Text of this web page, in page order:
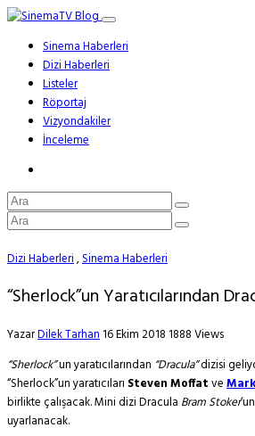
Sinema Haberleri
Dizi Haberleri
Listeler
Röportaj
Vizyondakiler
İnceleme
Dizi Haberleri,Sinema Haberleri
“Sherlock”un Yaratıcılarından
YazarDilek Tarhan16 Ekim 2018 1888 Views
“Sherlock”un yaratıcılarından “Dracula”dizisi
“Sherlock”un yaratıcıları Steven Moffatve
birlikte çalışacak. Mini dizi Dracula Bram Stoker
uyarlanacak.